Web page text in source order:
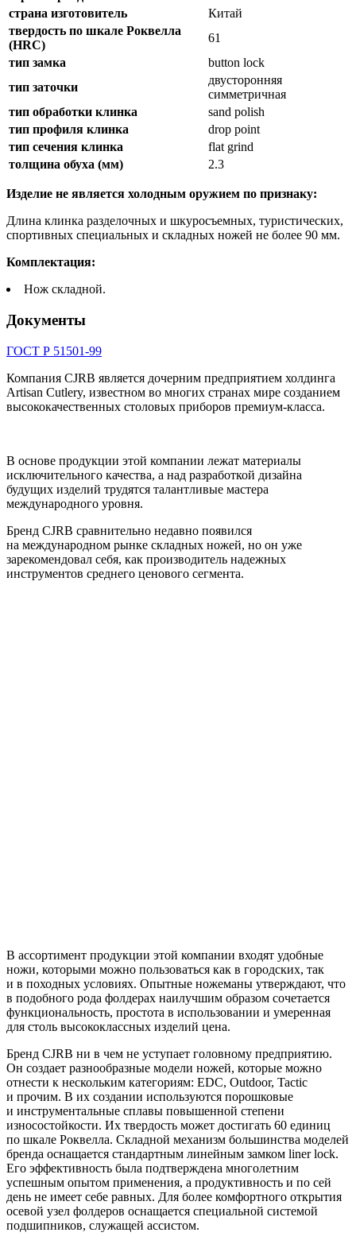
страна изготовитель
Китай
твердость по шкале Роквелла
(HRC)
61
тип замка
button lock
тип заточки
двусторонняя
симметричная
тип обработки клинка
sand polish
тип профиля клинка
drop point
тип сечения клинка
flat grind
толщина обуха (мм)
2.3
Изделие не является холодным оружием по признаку:
Длина клинка разделочных и шкуросъемных, туристических,
спортивных специальных и складных ножей не более 90 мм.
Комплектация:
Нож складной.
Документы
ГОСТ Р 51501-99
Компания CJRB является дочерним предприятием холдинга
Artisan Cutlery, известном во многих странах мире созданием
высококачественных столовых приборов премиум-класса.
В основе продукции этой компании лежат материалы
исключительного качества, а над разработкой дизайна
будущих изделий трудятся талантливые мастера
международного уровня.
Бренд CJRB сравнительно недавно появился
на международном рынке складных ножей, но он уже
зарекомендовал себя, как производитель надежных
инструментов среднего ценового сегмента.
В ассортимент продукции этой компании входят удобные
ножи, которыми можно пользоваться как в городских, так
и в походных условиях. Опытные ножеманы утверждают, что
в подобного рода фолдерах наилучшим образом сочетается
функциональность, простота в использовании и умеренная
для столь высококлассных изделий цена.
Бренд CJRB ни в чем не уступает головному предприятию.
Он создает разнообразные модели ножей, которые можно
отнести к нескольким категориям: EDC, Outdoor, Tactic
и прочим. В их создании используются порошковые
и инструментальные сплавы повышенной степени
износостойкости. Их твердость может достигать 60 единиц
по шкале Роквелла. Складной механизм большинства моделей
бренда оснащается стандартным линейным замком liner lock.
Его эффективность была подтверждена многолетним
успешным опытом применения, а продуктивность и по сей
день не имеет себе равных. Для более комфортного открытия
осевой узел фолдеров оснащается специальной системой
подшипников, служащей ассистом.